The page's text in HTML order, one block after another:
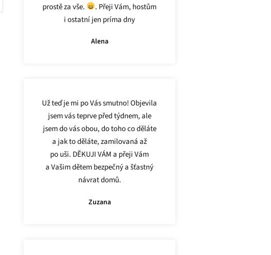
prostě za vše.
. Přeji Vám, hostům
i ostatní jen príma dny
Alena
Už teď je mi po Vás smutno! Objevila
jsem vás teprve před týdnem, ale
jsem do vás obou, do toho co děláte
a jak to děláte, zamilovaná až
po uši. DĚKUJI VÁM a přeji Vám
a Vašim dětem bezpečný a šťastný
návrat domů.
Zuzana